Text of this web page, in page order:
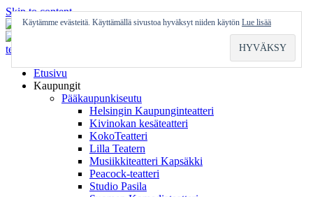
Skip to content
Etusivu
Kaupungit
Pääkaupunkiseutu
Helsingin Kaupunginteatteri
Kivinokan kesäteatteri
KokoTeatteri
Lilla Teatern
Musiikkiteatteri Kapsäkki
Peacock-teatteri
Studio Pasila
Käytämme evästeitä. Käyttämällä sivustoa hyväksyt niiden käytön Lue lisää